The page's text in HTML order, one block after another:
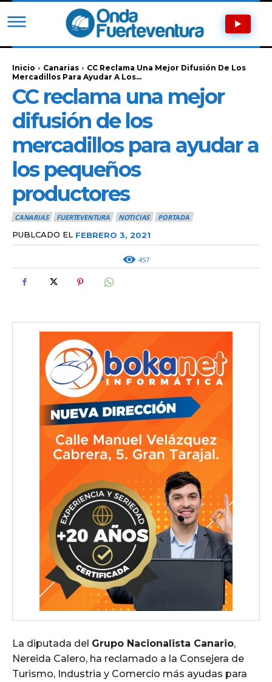
Inicio Canarias
CC Reclama Una Mejor Difusión De Los
Mercadillos Para Ayudar A Los...
CC reclama una mejor
difusión de los
mercadillos para ayudar a
los pequeños
productores
CANARIAS FUERTEVENTURA NOTICIAS PORTADA
PUBLCADO EL FEBRERO 3, 2021
457
La diputada del Grupo Nacionalista Canario,
Nereida Calero, ha reclamado a la Consejera de
Turismo, Industria y Comercio más ayudas para